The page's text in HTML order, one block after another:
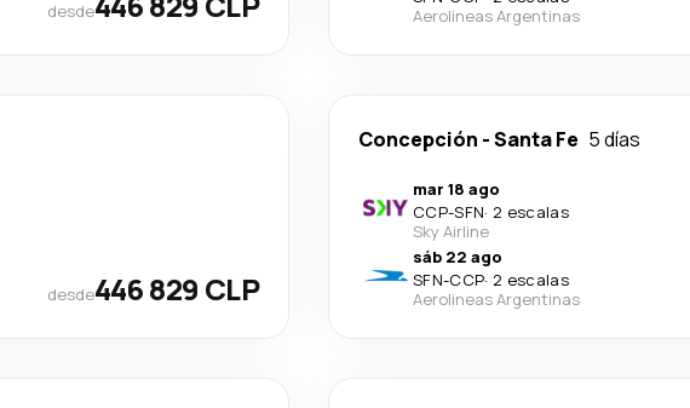
desde
Aerolineas Argentinas
desde446 829 CLP
Concepción -Santa Fe 5 días
mar 18 ago
CCP-SFN· 2 escalas
Sky Airline
sáb 22 ago
SFN-CCP· 2 escalas
Aerolineas Argentinas